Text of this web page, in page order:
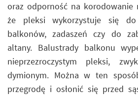
oraz odporność na korodowanie
że pleksi wykorzystuje się do
balkonów, zadaszeń czy do
altany. Balustrady balkonu
nieprzezroczystym pleksi,
dymionym. Można w ten
przegrodę i osłonić się przed